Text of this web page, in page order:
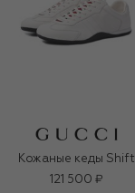
Кожаные кеды Shift
121 500 ₽